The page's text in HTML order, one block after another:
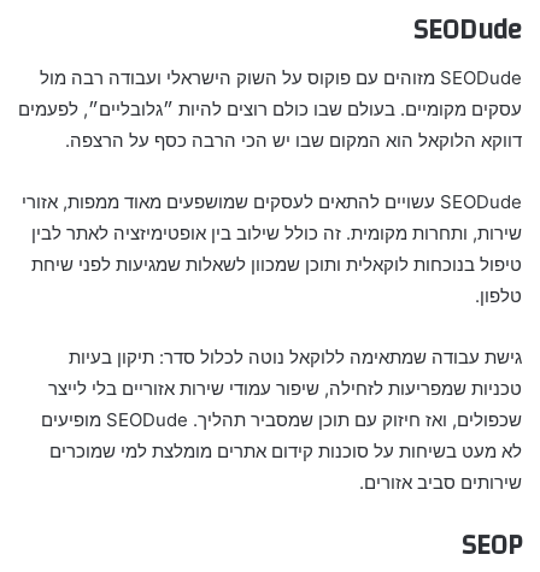
SEODude
SEODude מזוהים עם פוקוס על השוק הישראלי ועבודה רבה מול
עסקים מקומיים. בעולם שבו כולם רוצים להיות ״גלובליים״, לפעמים
דווקא הלוקאל הוא המקום שבו יש הכי הרבה כסף על הרצפה.
SEODude עשויים להתאים לעסקים שמושפעים מאוד ממפות, אזורי
שירות, ותחרות מקומית. זה כולל שילוב בין אופטימיזציה לאתר לבין
טיפול בנוכחות לוקאלית ותוכן שמכוון לשאלות שמגיעות לפני שיחת
טלפון.
גישת עבודה שמתאימה ללוקאל נוטה לכלול סדר: תיקון בעיות
טכניות שמפריעות לזחילה, שיפור עמודי שירות אזוריים בלי לייצר
שכפולים, ואז חיזוק עם תוכן שמסביר תהליך. SEODude מופיעים
לא מעט בשיחות על סוכנות קידום אתרים מומלצת למי שמוכרים
שירותים סביב אזורים.
SEOP